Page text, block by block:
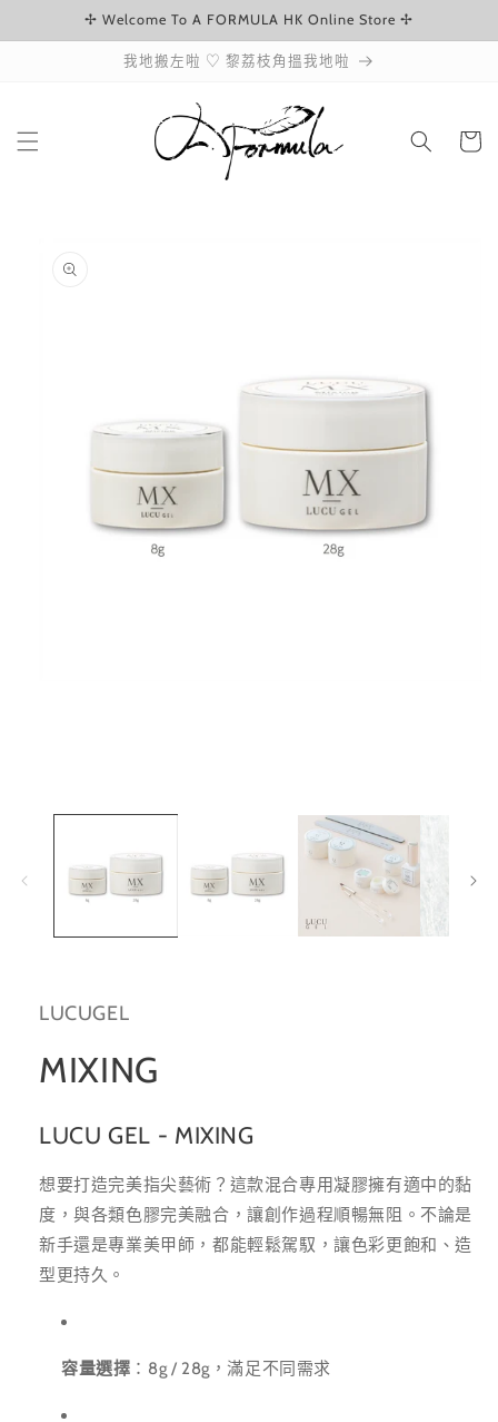
跳至內容✢ Welcome To A FORMULA HK Online Store ✢
我地搬左啦 ♡ 黎荔枝角搵我地啦
物
資訊
LUCUGEL
MIXING
LUCU GEL - MIXING
想要打造完美指尖藝術？這款混合專用凝膠擁有適中的黏
度，與各類色膠完美融合，讓創作過程順暢無阻。不論是
新手還是專業美甲師，都能輕鬆駕馭，讓色彩更飽和、造
型更持久。
容量選擇 ：8g / 28g，滿足不同需求